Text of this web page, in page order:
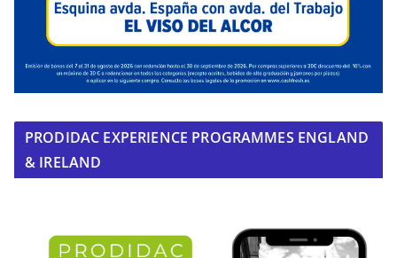
PRODIDAC EXPERIENCE PROGRAMMES ENGLAND
& IRELAND